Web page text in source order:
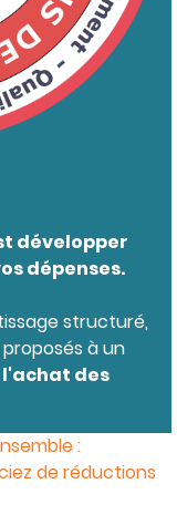
développer
dépenses.
structuré,
à un
des
:
de réductions